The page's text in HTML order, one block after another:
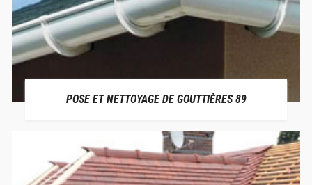
POSE ET NETTOYAGE DE GOUTTIÈRES 89